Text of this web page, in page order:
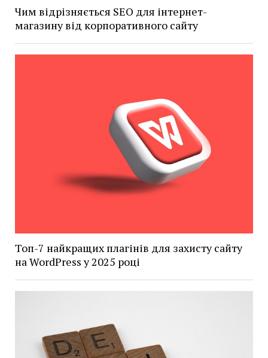
Чим відрізняється SEO для інтернет-
магазину від корпоративного сайту
Топ-7 найкращих плагінів для захисту сайту
на WordPress у 2025 році